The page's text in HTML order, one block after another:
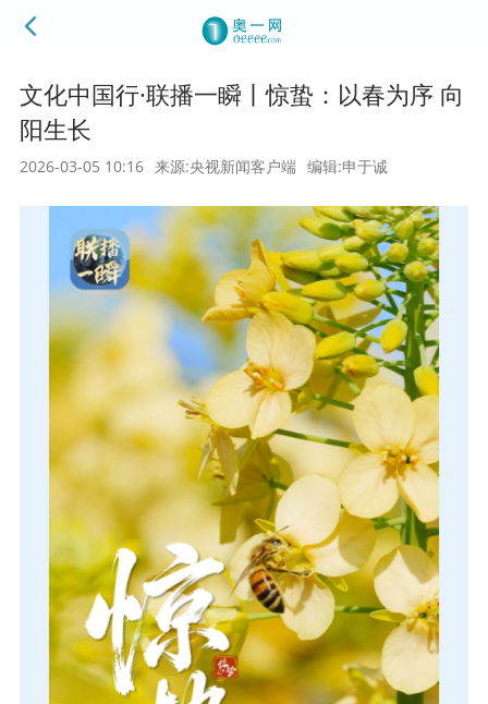
文化中国行·联播一瞬丨惊蛰：以春为序 向
阳生长
2026-03-05 10:16 来源:央视新闻客户端 编辑:申于诚